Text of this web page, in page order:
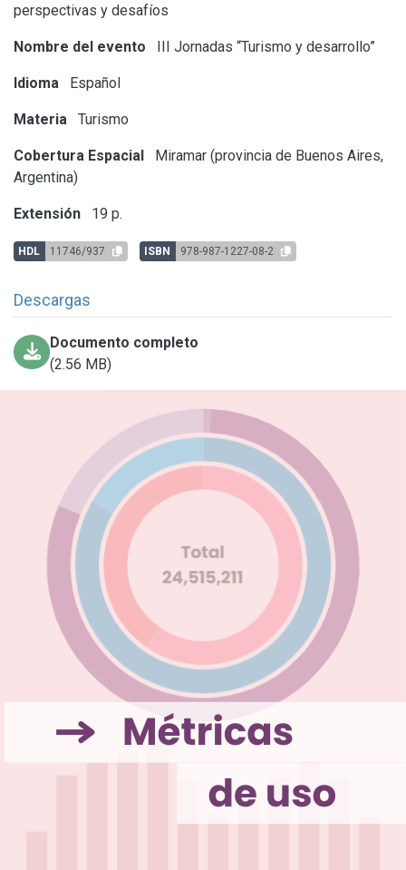
perspectivas y desafíos
Nombre del evento III Jornadas “Turismo y desarrollo”
Idioma Español
Materia Turismo
Cobertura Espacial
Miramar (provincia de Buenos Aires,
Argentina)
Extensión 19 p.
HDL 11746/937 ISBN 978-987-1227-08-2
Descargas
Documento completo
(2.56 MB)